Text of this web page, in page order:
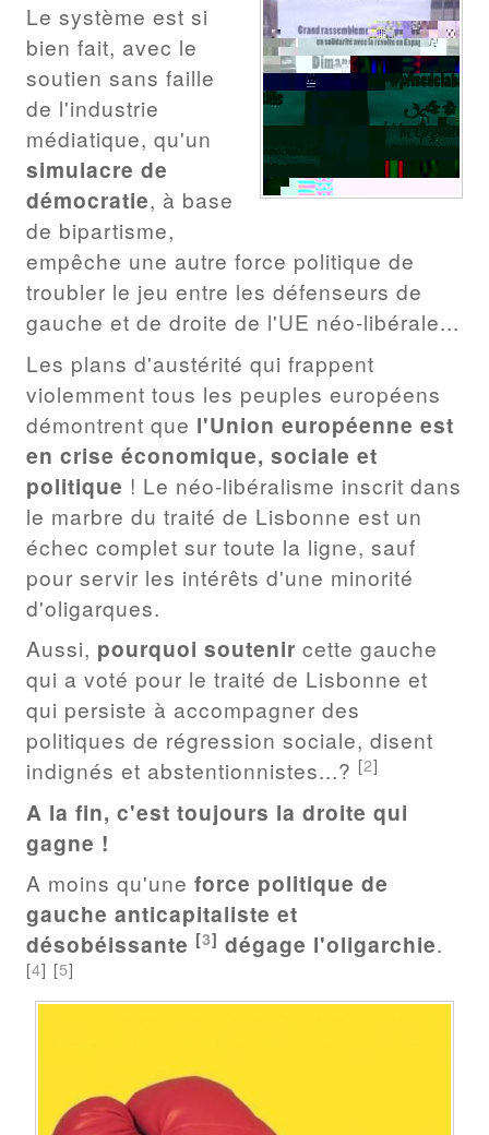
Le système est si
bien fait, avec le
soutien sans faille
de l'industrie
médiatique, qu'un
simulacre de
démocratie, à base
de bipartisme,
empêche une autre force politique de
troubler le jeu entre les défenseurs de
gauche et de droite de l'UE néo-libérale...
Les plans d'austérité qui frappent
violemment tous les peuples européens
démontrent que l'Union européenne est
en crise économique, sociale et
politique ! Le néo-libéralisme inscrit dans
le marbre du traité de Lisbonne est un
échec complet sur toute la ligne, sauf
pour servir les intérêts d'une minorité
d'oligarques.
Aussi, pourquoi soutenir cette gauche
qui a voté pour le traité de Lisbonne et
qui persiste à accompagner des
politiques de régression sociale, disent
indignés et abstentionnistes...? [2]
A la fin, c'est toujours la droite qui
gagne !
A moins qu'une force politique de
gauche anticapitaliste et
désobéissante [3] dégage l'oligarchie.
[4] [5]